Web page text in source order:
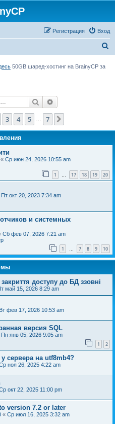
Вход
Регистрация
50GB шаред-хостинг на BrainyCP за
Поиск
из
3 4 5 7
« Ср июн 24, 2026 10:55 am
1 … 17 18 19 20
Пт окт 20, 2023 7:34 am
и системных
Сб фев 07, 2026 7:21 am
1 7 8 9 10
доступу до БД ззовні
май 15, 2026 8:29 am
Вт фев 17, 2026 10:53 am
версия SQL
Пн янв 05, 2026 9:05 am
1 2
сервера на utf8mb4?
ноя 26, 2025 4:22 am
окт 22, 2025 11:00 pm
version 7.2 or later
« Ср июл 16, 2025 3:32 am